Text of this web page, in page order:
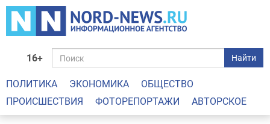
16+ Найти
ПОЛИТИКА ЭКОНОМИКА
ОБЩЕСТВО
ПРОИСШЕСТВИЯ
ФОТОРЕПОРТАЖИ АВТОРСКОЕ